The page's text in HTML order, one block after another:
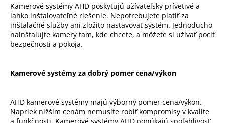
Kamerové systémy AHD poskytujú užívateľsky prívetivé a
ľahko inštalovateľné riešenie. Nepotrebujete platiť za
inštalačné služby ani zložito nastavovať systém. Jednoducho
nainštalujte kamery tam, kde chcete, a môžete si užívať pociť
bezpečnosti a pokoja.
Kamerové systémy za dobrý pomer cena/výkon
AHD kamerové systémy majú výborný pomer cena/výkon.
Napriek nižším cenám nemusíte robiť kompromisy v kvalite
a funkčnosti. Kamerové systémy AHD ponúkajú spoľahlivosť